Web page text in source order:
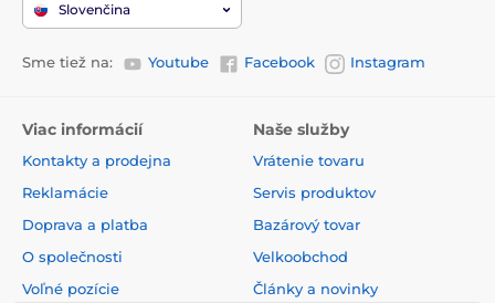
Slovenčina
Sme tiež na: Youtube Facebook Instagram
Viac informácií
Kontakty a prodejna
Reklamácie
Doprava a platba
O společnosti
Voľné pozície
Naše služby
Vrátenie tovaru
Servis produktov
Bazárový tovar
Velkoobchod
Články a novinky